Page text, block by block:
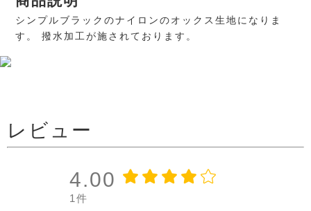
シンプルブラックのナイロンのオックス生地になりま
す。 撥水加工が施されております。
レビュー
4.00
1件